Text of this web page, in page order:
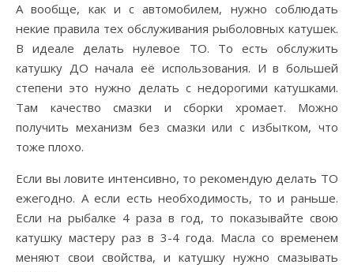
А вообще, как и с автомобилем, нужно соблюдать
некие правила тех обслуживания рыболовных катушек.
В идеале делать нулевое ТО. То есть обслужить
катушку ДО начала её использования. И в большей
степени это нужно делать с недорогими катушками.
Там качество смазки и сборки хромает. Можно
получить механизм без смазки или с избытком, что
тоже плохо.
Если вы ловите интенсивно, то рекомендую делать ТО
ежегодно. А если есть необходимость, то и раньше.
Если на рыбалке 4 раза в год, то показывайте свою
катушку мастеру раз в 3-4 года. Масла со временем
меняют свои свойства, и катушку нужно смазывать